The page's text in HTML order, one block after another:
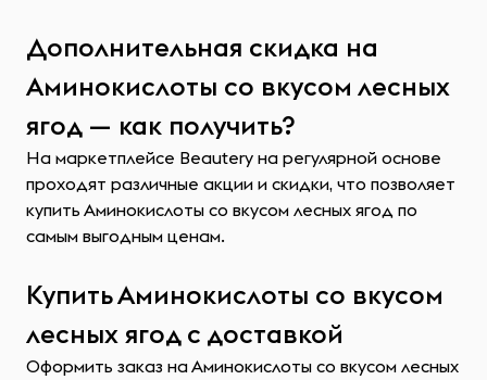
Дополнительная скидка на
Аминокислоты со вкусом лесных
ягод — как получить?
На маркетплейсе Beautery на регулярной основе
проходят различные акции и скидки, что позволяет
купить Аминокислоты со вкусом лесных ягод по
самым выгодным ценам.
Купить Аминокислоты со вкусом
лесных ягод с доставкой
Оформить заказ на Аминокислоты со вкусом лесных